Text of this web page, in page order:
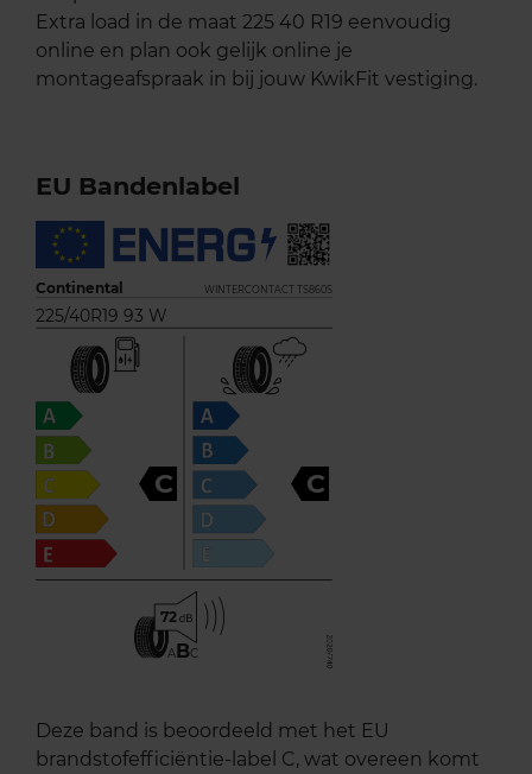
Extra load in de maat 225 40 R19 eenvoudig
online en plan ook gelijk online je
montageafspraak in bij jouw KwikFit vestiging.
EU Bandenlabel
Continental WINTERCONTACT TS860S
225/40R19 93 W
C C
72
ABC
Deze band is beoordeeld met het EU
brandstofefficiëntie-label C, wat overeen komt